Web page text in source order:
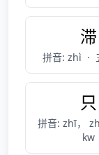
滞
拼音: zhì ·
只
拼音: zhī，
kw